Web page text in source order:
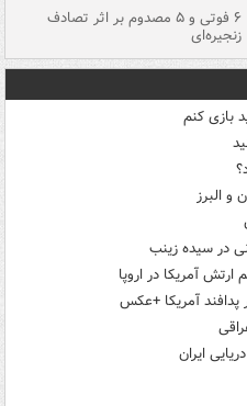
۶ فوتی و ۵ مصدوم بر اثر تصادف
زنجیره‌ای
بازی کنم
و البرز
در سیده زینب
آمریکا در اروپا
ایران